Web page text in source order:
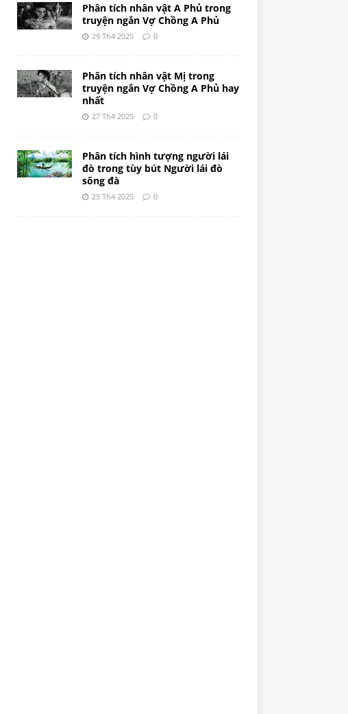
Phân tích nhân vật A Phủ trong
truyện ngắn Vợ Chồng A Phủ
29 Th4 2025 0
Phân tích nhân vật Mị trong
truyện ngắn Vợ Chồng A Phủ hay
nhất
27 Th4 2025 0
Phân tích hình tượng người lái
đò trong tùy bút Người lái đò
sông đà
25 Th4 2025 0